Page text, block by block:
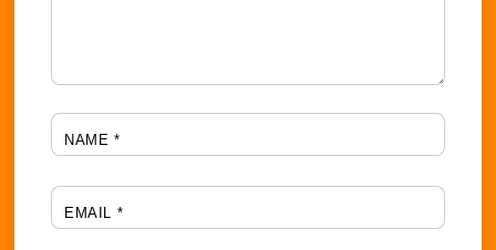
NAME *
EMAIL *